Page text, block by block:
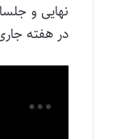
نهایی و
در هفته